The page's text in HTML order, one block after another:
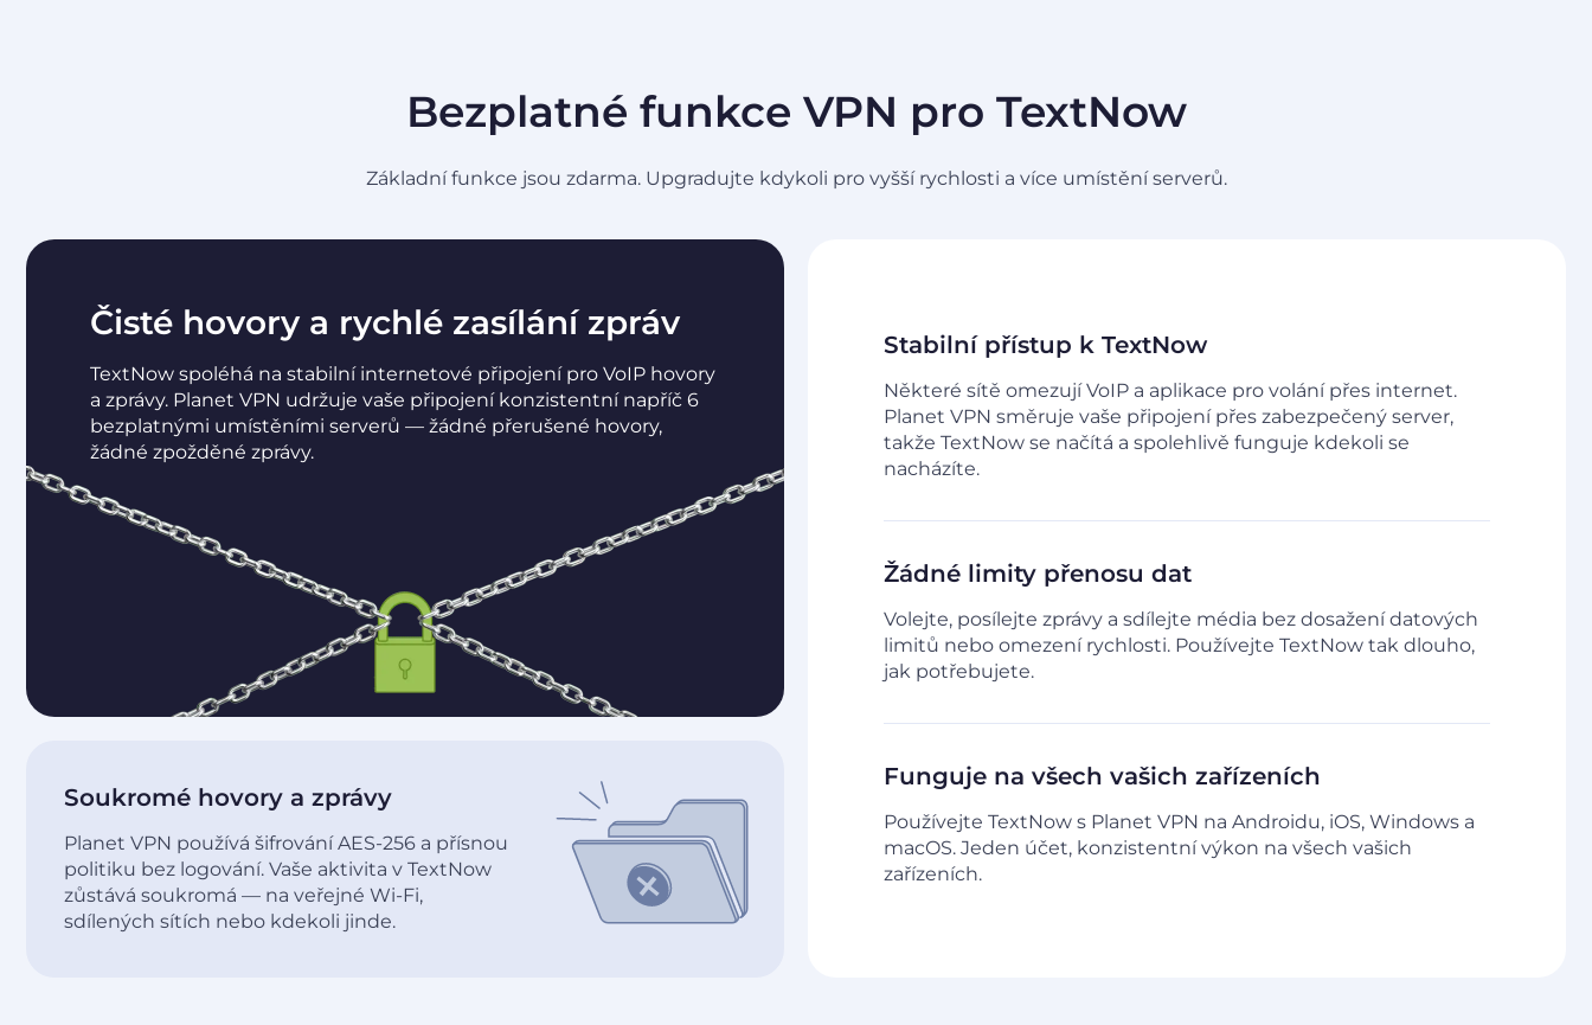
Bezplatné funkce VPN pro TextNow
Základní funkce jsou zdarma. Upgradujte kdykoli pro vyšší rychlosti a více umístění serverů.
Čisté hovory a rychlé zasílání zpráv
TextNow spoléhá na stabilní internetové připojení pro VoIP hovory
a zprávy. Planet VPN udržuje vaše připojení konzistentní napříč 6
bezplatnými umístěními serverů — žádné přerušené hovory,
žádné zpožděné zprávy.
Stabilní přístup k TextNow
Některé sítě omezují VoIP a aplikace pro volání přes internet.
Planet VPN směruje vaše připojení přes zabezpečený server,
takže TextNow se načítá a spolehlivě funguje kdekoli se
nacházíte.
Žádné limity přenosu dat
Volejte, posílejte zprávy a sdílejte média bez dosažení datových
limitů nebo omezení rychlosti. Používejte TextNow tak dlouho,
jak potřebujete.
Funguje na všech vašich zařízeních
Používejte TextNow s Planet VPN na Androidu, iOS, Windows a
macOS. Jeden účet, konzistentní výkon na všech vašich
zařízeních.
Soukromé hovory a zprávy
Planet VPN používá šifrování AES-256 a přísnou
politiku bez logování. Vaše aktivita v TextNow
zůstává soukromá — na veřejné Wi-Fi,
sdílených sítích nebo kdekoli jinde.